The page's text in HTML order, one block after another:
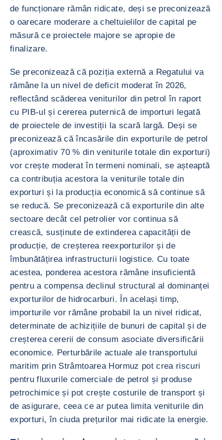
de funcționare rămân ridicate, deși se preconizează
o oarecare moderare a cheltuielilor de capital pe
măsură ce proiectele majore se apropie de
finalizare.
Se preconizează că poziția externă a Regatului va
rămâne la un nivel de deficit moderat în 2026,
reflectând scăderea veniturilor din petrol în raport
cu PIB-ul și cererea puternică de importuri legată
de proiectele de investiții la scară largă. Deși se
preconizează că încasările din exporturile de petrol
(aproximativ 70 % din veniturile totale din exporturi)
vor crește moderat în termeni nominali, se așteaptă
ca contribuția acestora la veniturile totale din
exporturi și la producția economică să continue să
se reducă. Se preconizează că exporturile din alte
sectoare decât cel petrolier vor continua să
crească, susținute de extinderea capacității de
producție, de creșterea reexporturilor și de
îmbunătățirea infrastructurii logistice. Cu toate
acestea, ponderea acestora rămâne insuficientă
pentru a compensa declinul structural al dominanței
exporturilor de hidrocarburi. În același timp,
importurile vor rămâne probabil la un nivel ridicat,
determinate de achizițiile de bunuri de capital și de
creșterea cererii de consum asociate diversificării
economice. Perturbările actuale ale transportului
maritim prin Strâmtoarea Hormuz pot crea riscuri
pentru fluxurile comerciale de petrol și produse
petrochimice și pot crește costurile de transport și
de asigurare, ceea ce ar putea limita veniturile din
exporturi, în ciuda prețurilor mai ridicate la energie.